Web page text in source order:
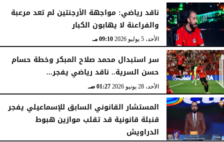
09:14 مـ
ناقد رياضي: مواجهة الأرجنتين لم تعد مرعبة
والفراعنة لا يهابون الكبار
الأحد، 5 يوليو 2026 09:10 مـ
سر استبدال محمد صلاح المبكر وخطة حسام
حسن السرية.. ناقد رياضي يفجر...
الأحد، 28 يونيو 2026 01:27 صـ
المستشار القانوني السابق للإسماعيلي يفجر
قنبلة قانونية قد تقلب موازين هبوط
الدراويش